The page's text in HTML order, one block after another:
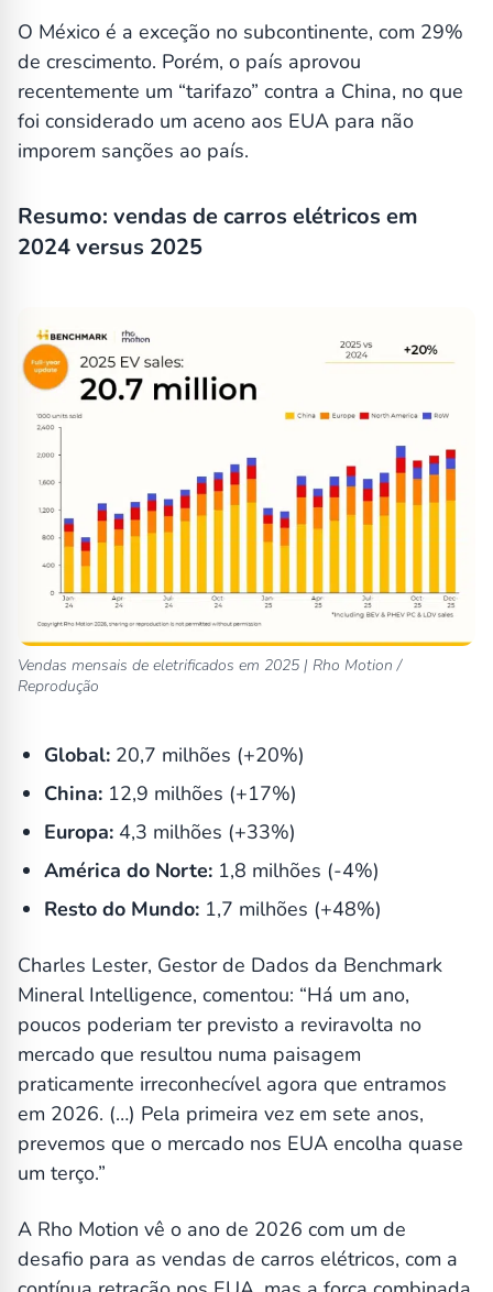
O México é a exceção no subcontinente, com 29%
de crescimento. Porém, o país aprovou
recentemente um “tarifazo” contra a China, no que
foi considerado um aceno aos EUA para não
imporem sanções ao país.
Resumo: vendas de carros elétricos em
2024 versus 2025
Vendas mensais de eletrificados em 2025 | Rho Motion /
Reprodução
Global: 20,7 milhões (+20%)
China: 12,9 milhões (+17%)
Europa: 4,3 milhões (+33%)
América do Norte: 1,8 milhões (-4%)
Resto do Mundo: 1,7 milhões (+48%)
Charles Lester, Gestor de Dados da Benchmark
Mineral Intelligence, comentou: “Há um ano,
poucos poderiam ter previsto a reviravolta no
mercado que resultou numa paisagem
praticamente irreconhecível agora que entramos
em 2026. (…) Pela primeira vez em sete anos,
prevemos que o mercado nos EUA encolha quase
um terço.”
A Rho Motion vê o ano de 2026 com um de
desafio para as vendas de carros elétricos, com a